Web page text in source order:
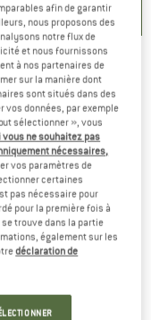
S/S
afin de garantir
nous proposons des
notre flux de
et nous fournissons
à nos partenaires de
sur la manière dont
sont situés dans des
données, par exemple
sélectionner », vous
vous ne souhaitez pas
nécessaires,
vos paramètres de
certaines
pas nécessaire pour
pour la première fois à
trouve dans la partie
également sur les
déclaration de